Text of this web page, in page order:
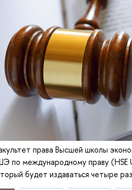
права Высшей школы
по международному праву (HSE
будет издаваться четыре